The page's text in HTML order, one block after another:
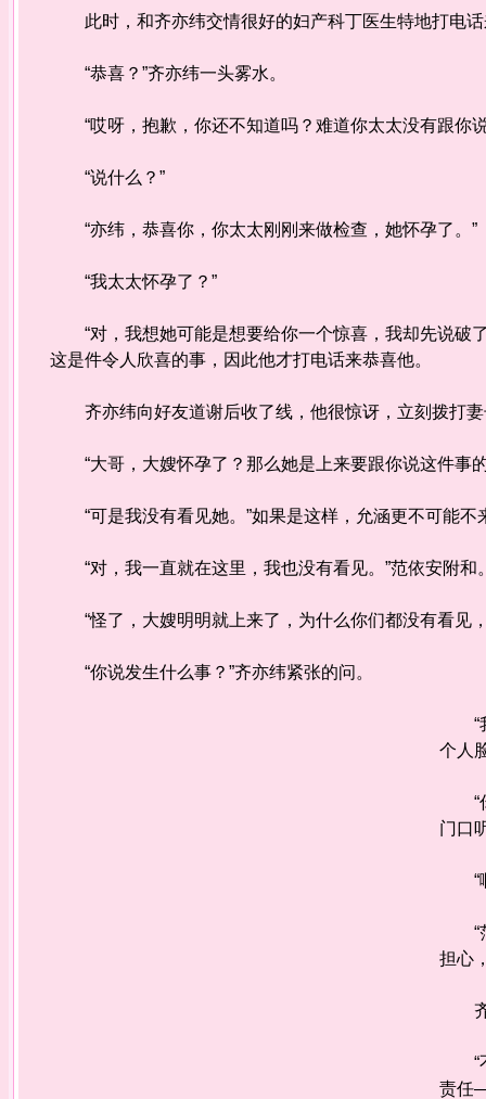
此时，和齐亦纬交情很好的妇产科丁医生特地打电话
“恭喜？”齐亦纬一头雾水。
“哎呀，抱歉，你还不知道吗？难道你太太没有跟你
“说什么？”
“亦纬，恭喜你，你太太刚刚来做检查，她怀孕了。”
“我太太怀孕了？”
“对，我想她可能是想要给你一个惊喜，我却先说破
这是件令人欣喜的事，因此他才打电话来恭喜他。
齐亦纬向好友道谢后收了线，他很惊讶，立刻拨打妻
“大哥，大嫂怀孕了？那么她是上来要跟你说这件事
“可是我没有看见她。”如果是这样，允涵更不可能不
“对，我一直就在这里，我也没有看见。”范依安附和
“怪了，大嫂明明就上来了，为什么你们都没有看见
“你说发生什么事？”齐亦纬紧张的问。
“我
个人
“你
门口
“啊
“范
担心
齐
“不
责任